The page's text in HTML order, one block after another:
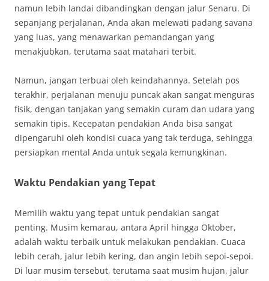
namun lebih landai dibandingkan dengan jalur Senaru. Di
sepanjang perjalanan, Anda akan melewati padang savana
yang luas, yang menawarkan pemandangan yang
menakjubkan, terutama saat matahari terbit.
Namun, jangan terbuai oleh keindahannya. Setelah pos
terakhir, perjalanan menuju puncak akan sangat menguras
fisik, dengan tanjakan yang semakin curam dan udara yang
semakin tipis. Kecepatan pendakian Anda bisa sangat
dipengaruhi oleh kondisi cuaca yang tak terduga, sehingga
persiapkan mental Anda untuk segala kemungkinan.
Waktu Pendakian yang Tepat
Memilih waktu yang tepat untuk pendakian sangat
penting. Musim kemarau, antara April hingga Oktober,
adalah waktu terbaik untuk melakukan pendakian. Cuaca
lebih cerah, jalur lebih kering, dan angin lebih sepoi-sepoi.
Di luar musim tersebut, terutama saat musim hujan, jalur